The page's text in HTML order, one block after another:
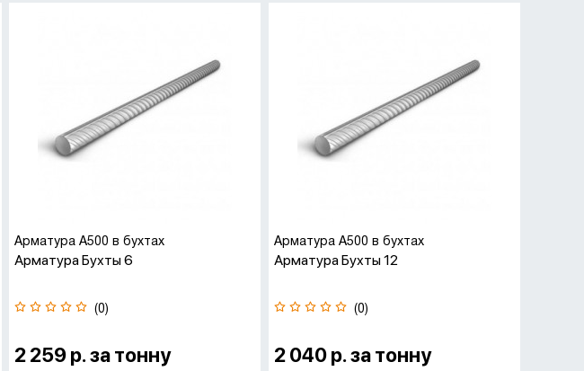
Арматура А500 в бухтах
Арматура Бухты 6
(0)
2 259 р. за тонну
Арматура А500 в бухтах
Арматура Бухты 12
(0)
2 040 р. за тонну